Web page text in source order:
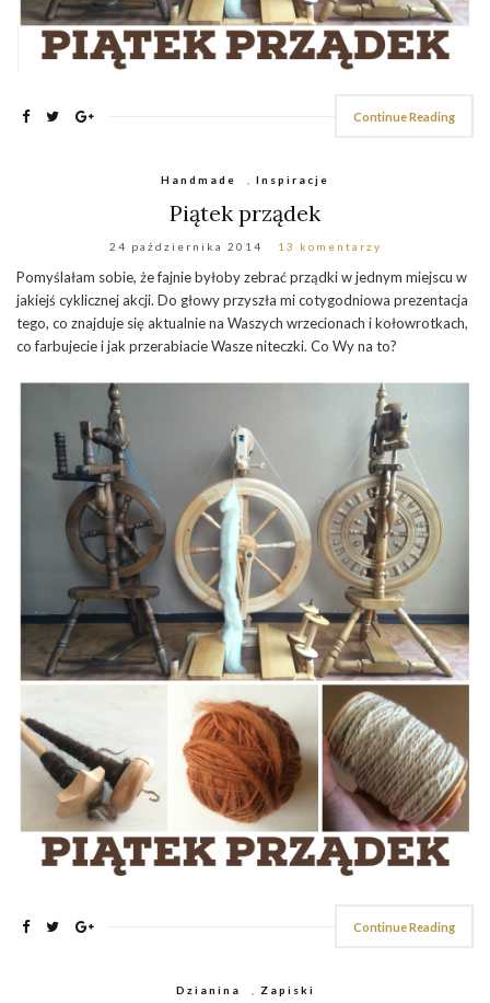
Continue Reading
Handmade Inspiracje
Piątek prządek
24 października 2014 13 komentarzy
Pomyślałam sobie, że fajnie byłoby zebrać prządki w jednym miejscu w
jakiejś cyklicznej akcji. Do głowy przyszła mi cotygodniowa prezentacja
tego, co znajduje się aktualnie na Waszych wrzecionach i kołowrotkach,
co farbujecie i jak przerabiacie Wasze niteczki. Co Wy na to?
Continue Reading
Dzianina Zapiski